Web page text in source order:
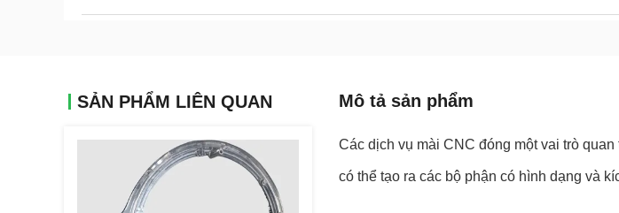
SẢN PHẨM LIÊN QUAN Mô tả sản phẩm
Các dịch vụ mài CNC đóng một vai trò
có thể tạo ra các bộ phận có hình dạng và